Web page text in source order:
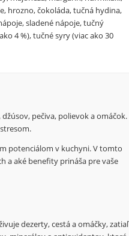
hrozno, čokoláda, tučná hydina,
sladené nápoje, tučný
4 %), tučné syry (viac ako 30
pečiva, polievok a omáčok.
potenciálom v kuchyni. V tomto
a aké benefity prináša pre vaše
dezerty, cestá a omáčky, zatiaľ